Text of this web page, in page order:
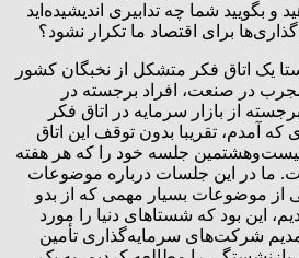
و بگویید شما چه تدابیری اندیشیده‌اید
برای اقتصاد ما تکرار نشود؟
یک اتاق فکر متشکل از نخبگان کشور
در صنعت، افراد برجسته در
از بازار سرمایه در اتاق فکر
آمدم، تقریبا بدون توقف این اتاق
بیست‌وهشتمین جلسه خود را که هر هفته
ما در این جلسات درباره موضوعات
موضوعات بسیار مهمی که از بدو
این بود که شستاهای دنیا را مورد
شرکت‌های سرمایه‌گذاری تأمین